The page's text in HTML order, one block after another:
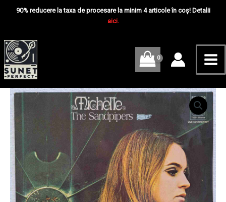
90% reducere la taxa de procesare la minim 4 articole în coș! Detalii
aici.
Cantitate
Sandpipers
Michelle
Disc
VINIL
LP
-